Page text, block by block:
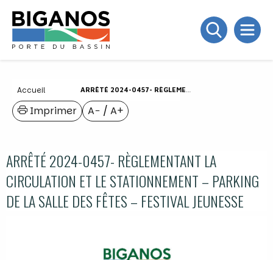
Accueil ARRÊTÉ 2024-0457- RÈGLEMENTANT LA CIRCULATION ET LE STATIONNEMENT – PARKING DE LA SALLE DES FÊTES – FESTIVAL JEUNESSE
A− / A+
Imprimer
ARRÊTÉ 2024-0457- RÈGLEMENTANT LA
CIRCULATION ET LE STATIONNEMENT – PARKING
DE LA SALLE DES FÊTES – FESTIVAL JEUNESSE